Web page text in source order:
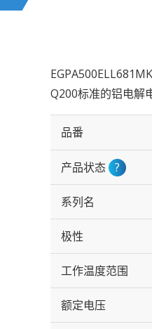
Q200标准的铝电解
品番
产品状态 ?
系列名
极性
工作温度范围
额定电压